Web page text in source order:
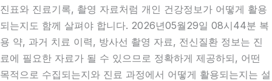
진표와 진료기록, 촬영 자료처럼 개인 건강정보가 어떻게 활용
되는지도 함께 살펴야 합니다. 2026년05월29일 08시44분 복
용 약, 과거 치료 이력, 방사선 촬영 자료, 전신질환 정보는 진
료에 필요한 자료가 될 수 있으므로 정확하게 제공하되, 어떤
목적으로 수집되는지와 진료 과정에서 어떻게 활용되는지는 설